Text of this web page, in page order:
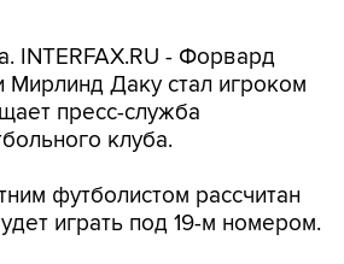
INTERFAX.RU - Форвард
Мирлинд Даку стал игроком
пресс-служба
клуба.
футболистом рассчитан
играть под 19-м номером.